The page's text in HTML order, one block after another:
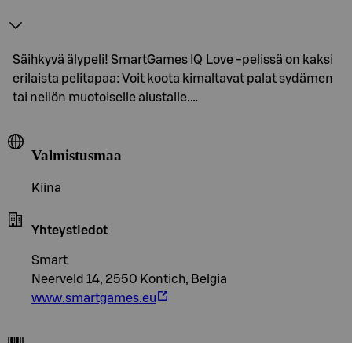
Säihkyvä älypeli! SmartGames IQ Love -pelissä on kaksi
erilaista pelitapaa: Voit koota kimaltavat palat sydämen
tai neliön muotoiselle alustalle.…
Valmistusmaa
Kiina
Yhteystiedot
Smart
Neerveld 14, 2550 Kontich, Belgia
www.smartgames.eu